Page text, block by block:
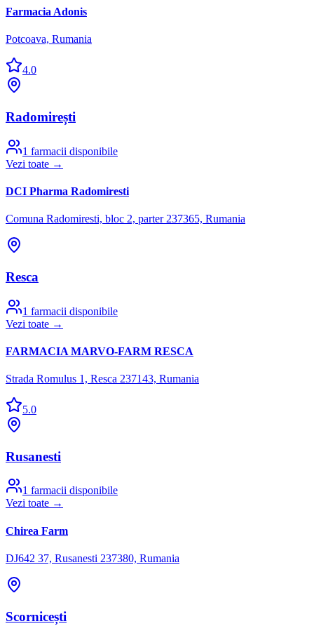
Farmacia Adonis
Potcoava, Rumania
4.0
Radomirești
1 farmacii disponibile
Vezi toate →
DCI Pharma Radomiresti
Comuna Radomiresti, bloc 2, parter 237365, Rumania
Resca
1 farmacii disponibile
Vezi toate →
FARMACIA MARVO-FARM RESCA
Strada Romulus 1, Resca 237143, Rumania
5.0
Rusanesti
1 farmacii disponibile
Vezi toate →
Chirea Farm
DJ642 37, Rusanesti 237380, Rumania
Scornicești